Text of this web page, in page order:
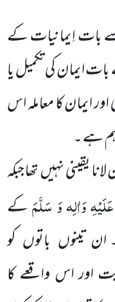
سے بات اِیمانیات کے
ایمان کی تکمیل یا
ایمان کا معاملہ اس
ہے ۔
لانا یقینی نہیںتھا جبکہ
وَاٰلِہ وَ سَلَّمَکے
ان تینوں باتوں کو
اور اس واقعے کا